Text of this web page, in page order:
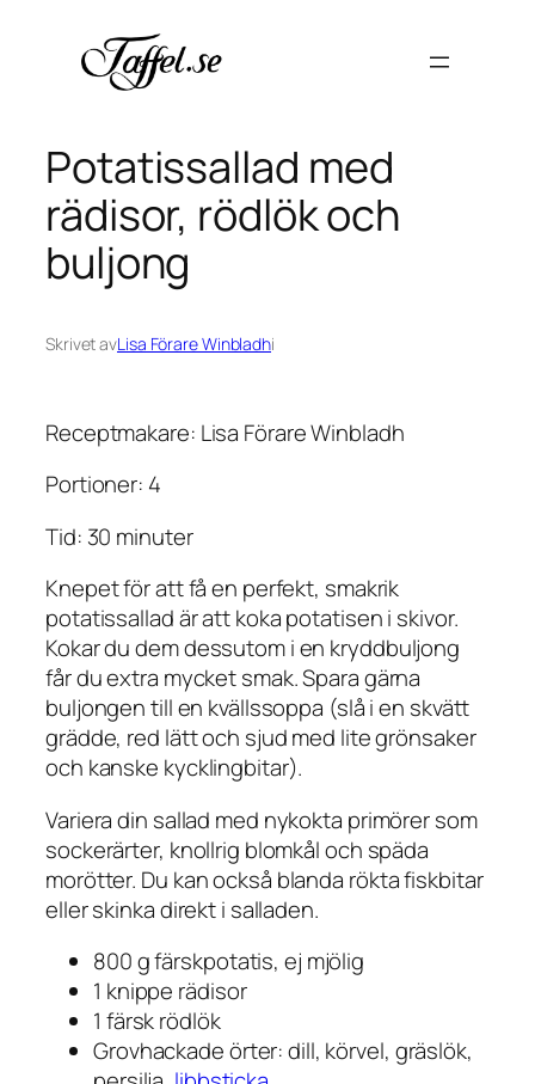
innehåll
Potatissallad med
rädisor, rödlök och
buljong
Skrivet avLisa Förare Winbladhi
Receptmakare: Lisa Förare Winbladh
Portioner: 4
Tid: 30 minuter
Knepet för att få en perfekt, smakrik
potatissallad är att koka potatisen i skivor.
Kokar du dem dessutom i en kryddbuljong
får du extra mycket smak. Spara gärna
buljongen till en kvällssoppa (slå i en skvätt
grädde, red lätt och sjud med lite grönsaker
och kanske kycklingbitar).
Variera din sallad med nykokta primörer som
sockerärter, knollrig blomkål och späda
morötter. Du kan också blanda rökta fiskbitar
eller skinka direkt i salladen.
800 g färskpotatis, ej mjölig
1 knippe rädisor
1 färsk rödlök
Grovhackade örter: dill, körvel, gräslök,